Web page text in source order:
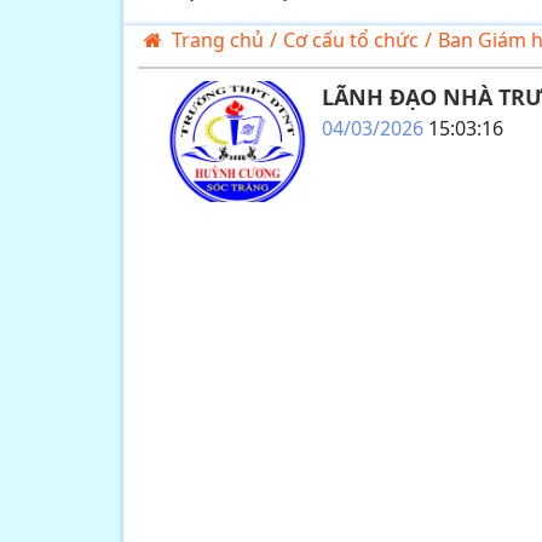
Trang chủ / Cơ cấu tổ chức / Ban Giám
LÃNH ĐẠO NHÀ
04/03/2026 15:03:16